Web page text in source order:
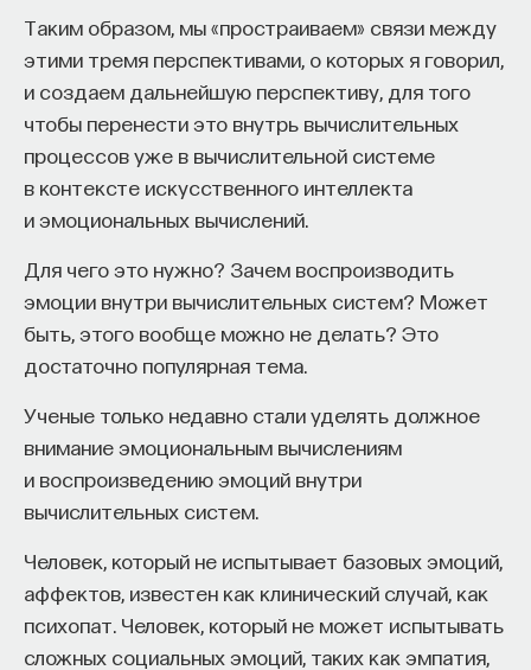
Таким образом, мы «простраиваем» связи между
этими тремя перспективами, о которых я говорил,
и создаем дальнейшую перспективу, для того
чтобы перенести это внутрь вычислительных
процессов уже в вычислительной системе
в контексте искусственного интеллекта
и эмоциональных вычислений.
Для чего это нужно? Зачем воспроизводить
эмоции внутри вычислительных систем? Может
быть, этого вообще можно не делать? Это
достаточно популярная тема.
Ученые только недавно стали уделять должное
внимание эмоциональным вычислениям
и воспроизведению эмоций внутри
вычислительных систем.
Человек, который не испытывает базовых эмоций,
аффектов, известен как клинический случай, как
психопат. Человек, который не может испытывать
сложных социальных эмоций, таких как эмпатия,
СТРОИТЕЛИ БУДУЩЕГО
ПАРТНЁР ПРОЕКТА
Что такое партнёрский материал?
Внеси свой вклад в дело
просвещения!
ПОДДЕРЖАТЬ ПОСТНАУКУ